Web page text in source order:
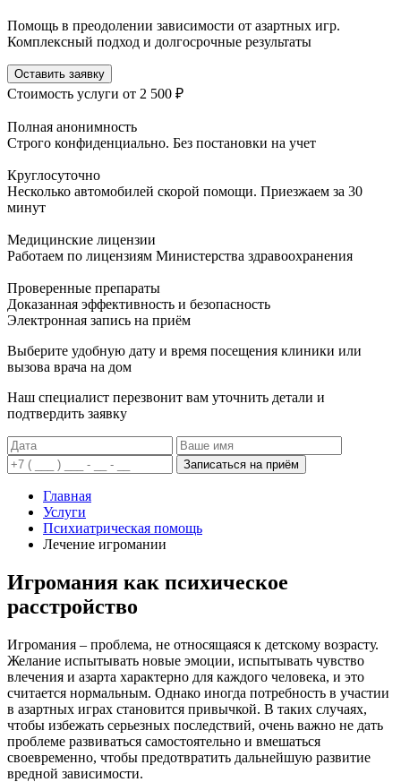
Помощь в преодолении зависимости от азартных игр.
Комплексный подход и долгосрочные результаты
Оставить заявку
Стоимость услуги от 2 500 ₽
Полная анонимность
Строго конфиденциально. Без постановки на учет
Круглосуточно
Несколько автомобилей скорой помощи. Приезжаем за 30
минут
Медицинские лицензии
Работаем по лицензиям Министерства здравоохранения
Проверенные препараты
Доказанная эффективность и безопасность
Электронная запись на приём
Выберите удобную дату и время посещения клиники или
вызова врача на дом
Наш специалист перезвонит вам уточнить детали и
подтвердить заявку
Записаться на приём
Главная
Услуги
Психиатрическая помощь
Лечение игромании
Игромания как психическое
расстройство
Игромания – проблема, не относящаяся к детскому возрасту.
Желание испытывать новые эмоции, испытывать чувство
влечения и азарта характерно для каждого человека, и это
считается нормальным. Однако иногда потребность в участии
в азартных играх становится привычкой. В таких случаях,
чтобы избежать серьезных последствий, очень важно не дать
проблеме развиваться самостоятельно и вмешаться
своевременно, чтобы предотвратить дальнейшую развитие
вредной зависимости.